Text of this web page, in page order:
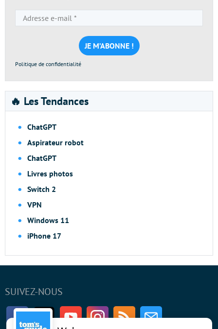
e-
mail
*
Politique de confidentialité
🔥 Les Tendances
ChatGPT
Aspirateur robot
ChatGPT
Livres photos
Switch 2
VPN
Windows 11
iPhone 17
SUIVEZ-NOUS
FacebookTwitter Youtube InstagramRSS Newsletter